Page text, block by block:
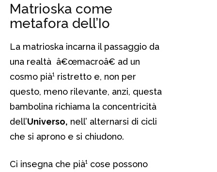
Matrioska come
metafora dell’Io
La matrioska incarna il passaggio da
una realtà â€œmacroâ€ ad un
cosmo pià¹ ristretto e, non per
questo, meno rilevante, anzi, questa
bambolina richiama la concentricità
dell’Universo, nell’ alternarsi di cicli
che si aprono e si chiudono.
Ci insegna che pià¹ cose possono